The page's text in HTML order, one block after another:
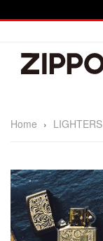
Home › LIGHTERS